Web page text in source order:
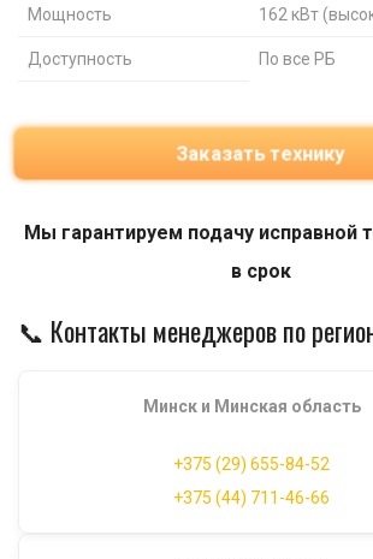
Мощность 162 кВт
Доступность По все РБ
Заказать технику
Мы гарантируем подачу исправной
в срок
📞 Контакты менеджеров по
Минск и Минская область
+375 (29) 655-84-52
+375 (44) 711-46-66